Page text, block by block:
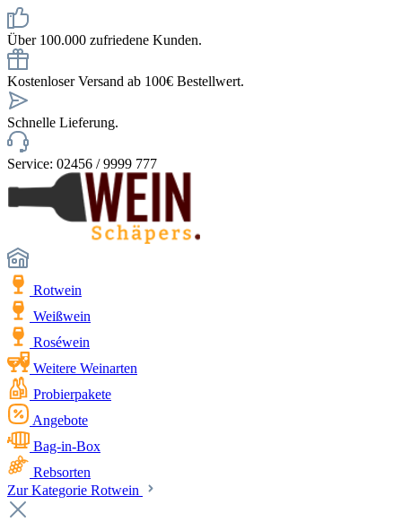
Über 100.000 zufriedene Kunden.
Kostenloser Versand ab 100€ Bestellwert.
Schnelle Lieferung.
Service: 02456 / 9999 777
Rotwein
Weißwein
Roséwein
Weitere Weinarten
Probierpakete
Angebote
Bag-in-Box
Rebsorten
Zur Kategorie Rotwein